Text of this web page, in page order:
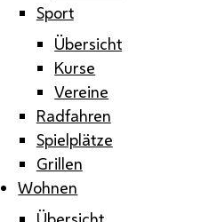
Sport
Übersicht
Kurse
Vereine
Radfahren
Spielplätze
Grillen
Wohnen